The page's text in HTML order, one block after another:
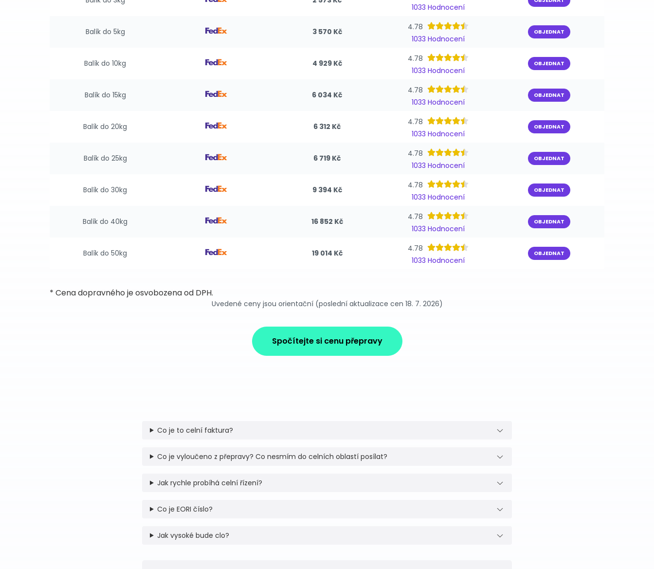
1033 Hodnocení
Balík do 5kg 3 570 Kč
4.78
1033 Hodnocení
OBJEDNAT
Balík do 10kg 4 929 Kč
4.78
1033 Hodnocení
OBJEDNAT
Balík do 15kg 6 034 Kč
4.78
1033 Hodnocení
OBJEDNAT
Balík do 20kg 6 312 Kč
4.78
1033 Hodnocení
OBJEDNAT
Balík do 25kg 6 719 Kč
4.78
1033 Hodnocení
OBJEDNAT
Balík do 30kg 9 394 Kč
4.78
1033 Hodnocení
OBJEDNAT
Balík do 40kg 16 852 Kč
4.78
1033 Hodnocení
OBJEDNAT
Balík do 50kg 19 014 Kč
4.78
1033 Hodnocení
OBJEDNAT
* Cena dopravného je osvobozena od DPH.
Uvedené ceny jsou orientační (poslední aktualizace cen 18. 7. 2026)
Spočítejte si cenu přepravy
Co je to celní faktura?
Co je vyloučeno z přepravy? Co nesmím do celních oblastí posílat?
Jak rychle probíhá celní řízení?
Co je EORI číslo?
Jak vysoké bude clo?